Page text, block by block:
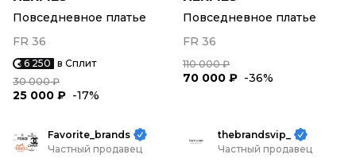
Повседневное платье
FR 36
6 250 в Сплит
30 000 ₽
25 000 ₽ -17%
Повседневное платье
FR 36
110 000 ₽
70 000 ₽ -36%
Favorite_brands
Частный продавец
thebrandsvip_
Частный продавец